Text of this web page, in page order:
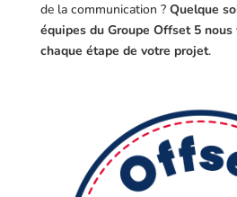
de la communication ? Quelque
équipes du Groupe Offset 5 nous
chaque étape de votre projet.